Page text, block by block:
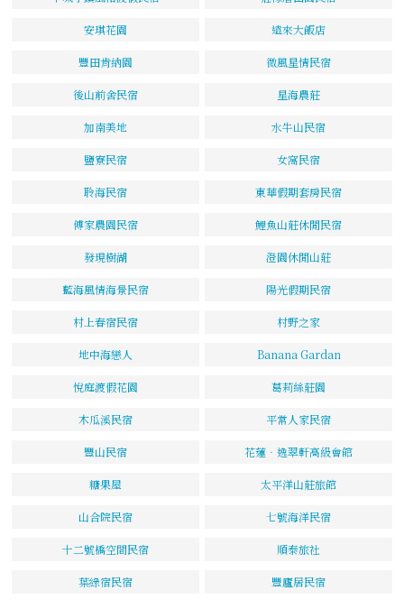
安琪花園 遠來大飯店
豐田肯納園 微風星情民宿
後山前舍民宿 星海農莊
加南美地 水牛山民宿
鹽寮民宿 女窩民宿
聆海民宿 東華假期套房民宿
傅家農園民宿 鯉魚山莊休閒民宿
發現樹湖 澄園休閒山莊
藍海風情海景民宿 陽光假期民宿
村上春宿民宿 村野之家
地中海戀人 Banana Gardan
悅庭渡假花園 葛莉絲莊園
木瓜溪民宿 平常人家民宿
豐山民宿 花蓮‧逸翠軒高級會館
糖果屋 太平洋山莊旅館
山合院民宿 七號海洋民宿
十二號橋空間民宿 順泰旅社
葉綠宿民宿 豐廬居民宿